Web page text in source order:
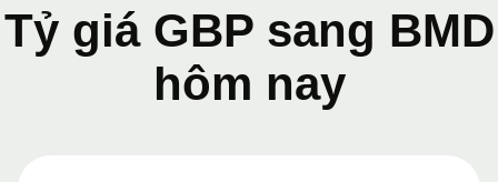
Tỷ giá GBP sang BMD
hôm nay